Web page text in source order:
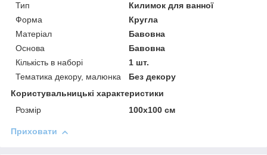
Тип
Килимок для ванної
Форма
Кругла
Матеріал
Бавовна
Основа
Бавовна
Кількість в наборі
1 шт.
Тематика декору, малюнка
Без декору
Користувальницькі характеристики
Розмір
100x100 см
Приховати